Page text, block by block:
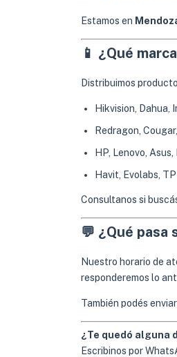
Estamos en
📱 ¿Qué
Distribuimos
Hikvision, Dahua,
Redragon,
HP, Lenovo,
Havit, Evolabs,
Consultanos si
💬 ¿Qué pasa
Nuestro horario de
responderemos lo
También podés
¿Te quedó alguna
Escribinos por